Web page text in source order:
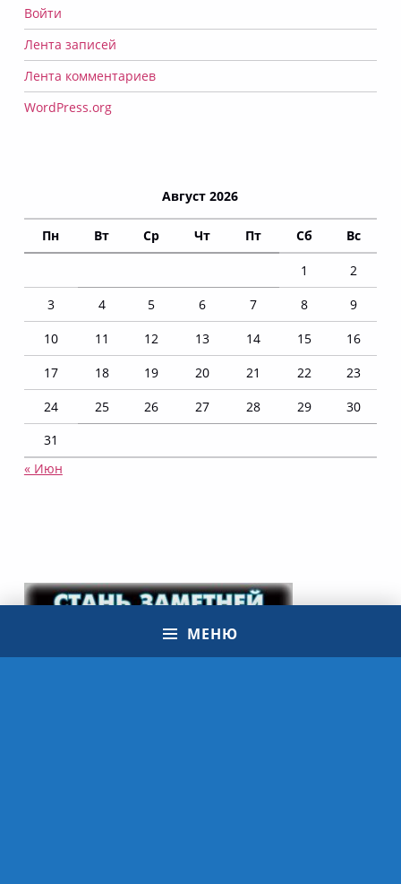
МЕНЮ
Войти
Лента записей
Лента комментариев
WordPress.org
Август 2026
Пн Вт Ср Чт Пт Сб Вс
1
2
3
4 5 6 7 8
9
10
11 12 13 14 15
16
17
18 19 20 21 22
23
24
25 26 27 28 29
30
31
« Июн